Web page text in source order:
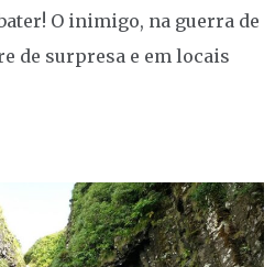
O inimigo, na guerra de
de surpresa e em locais